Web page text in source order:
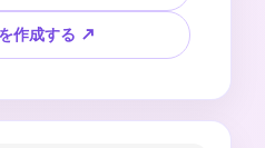
公式ロゴなし、チームの
し、ブランドのジャージ
作成する ↗